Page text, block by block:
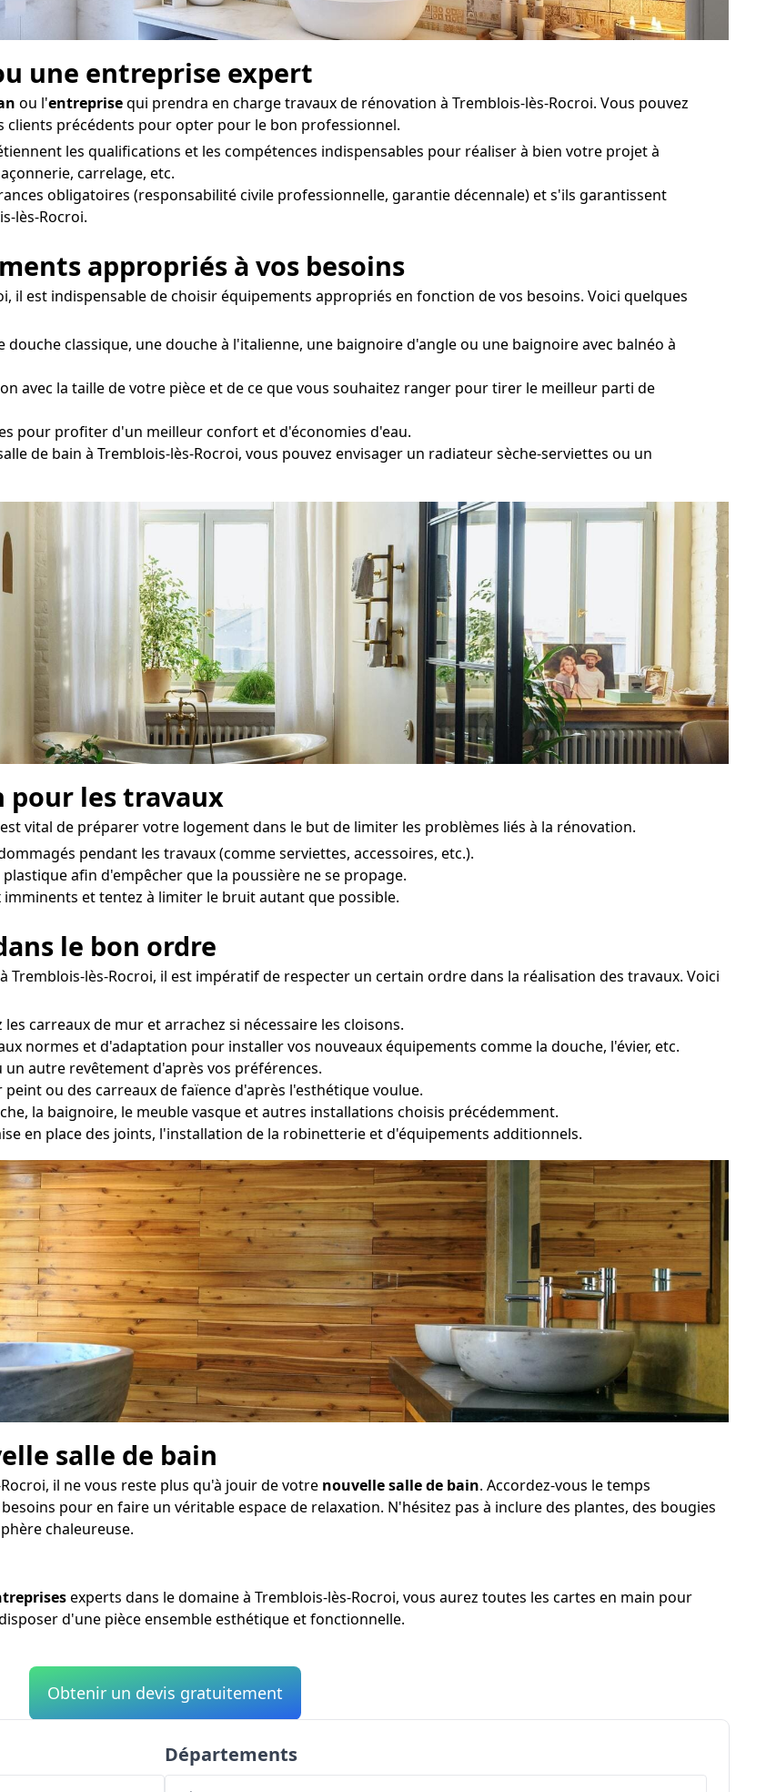
une entreprise expert
ou l'entreprisequi prendra en charge travaux de rénovation à Tremblois-lès-Rocroi. Vous pouvez
clients précédents pour opter pour le bon professionnel.
les qualifications et les compétences indispensables pour réaliser à bien votre projet à
carrelage, etc.
obligatoires (responsabilité civile professionnelle, garantie décennale) et s'ils garantissent
lès-Rocroi.
appropriés à vos besoins
il est indispensable de choisir équipements appropriés en fonction de vos besoins. Voici quelques
classique, une douche à l'italienne, une baignoire d'angle ou une baignoire avec balnéo à
avec la taille de votre pièce et de ce que vous souhaitez ranger pour tirer le meilleur parti de
pour profiter d'un meilleur confort et d'économies d'eau.
de bain à Tremblois-lès-Rocroi, vous pouvez envisager un radiateur sèche-serviettes ou un
pour les travaux
vital de préparer votre logement dans le but de limiter les problèmes liés à la rénovation.
pendant les travaux (comme serviettes, accessoires, etc.).
afin d'empêcher que la poussière ne se propage.
et tentez à limiter le bruit autant que possible.
le bon ordre
lès-Rocroi, il est impératif de respecter un certain ordre dans la réalisation des travaux. Voici
carreaux de mur et arrachez si nécessaire les cloisons.
normes et d'adaptation pour installer vos nouveaux équipements comme la douche, l'évier, etc.
autre revêtement d'après vos préférences.
ou des carreaux de faïence d'après l'esthétique voulue.
la baignoire, le meuble vasque et autres installations choisis précédemment.
en place des joints, l'installation de la robinetterie et d'équipements additionnels.
salle de bain
il ne vous reste plus qu'à jouir de votre nouvelle salle de bain. Accordez-vous le temps
pour en faire un véritable espace de relaxation. N'hésitez pas à inclure des plantes, des bougies
chaleureuse.
experts dans le domaine à Tremblois-lès-Rocroi, vous aurez toutes les cartes en main pour
d'une pièce ensemble esthétique et fonctionnelle.
Obtenir un devis gratuitement
Départements